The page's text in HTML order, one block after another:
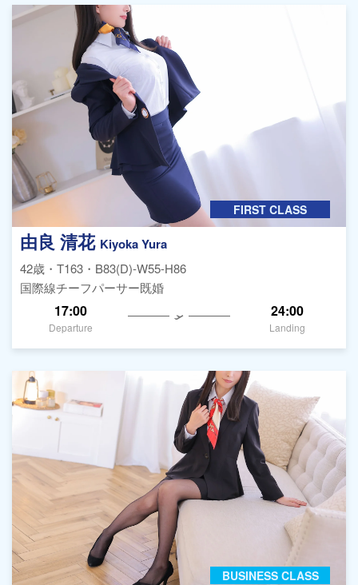
FIRST CLASS
由良 清花 Kiyoka Yura
42歳・T163・B83(D)-W55-H86
国際線チーフパーサー既婚
17:00
Departure
24:00
Landing
BUSINESS CLASS